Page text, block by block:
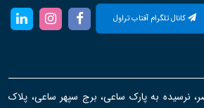
کانال تلگرام آفتاب تراول
نرسیده به پارک ساعی، برج سپهر ساعی، پلاک